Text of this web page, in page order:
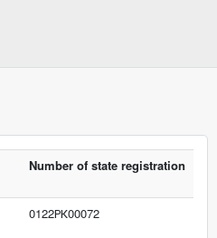
Number of state registration
0122РК00072